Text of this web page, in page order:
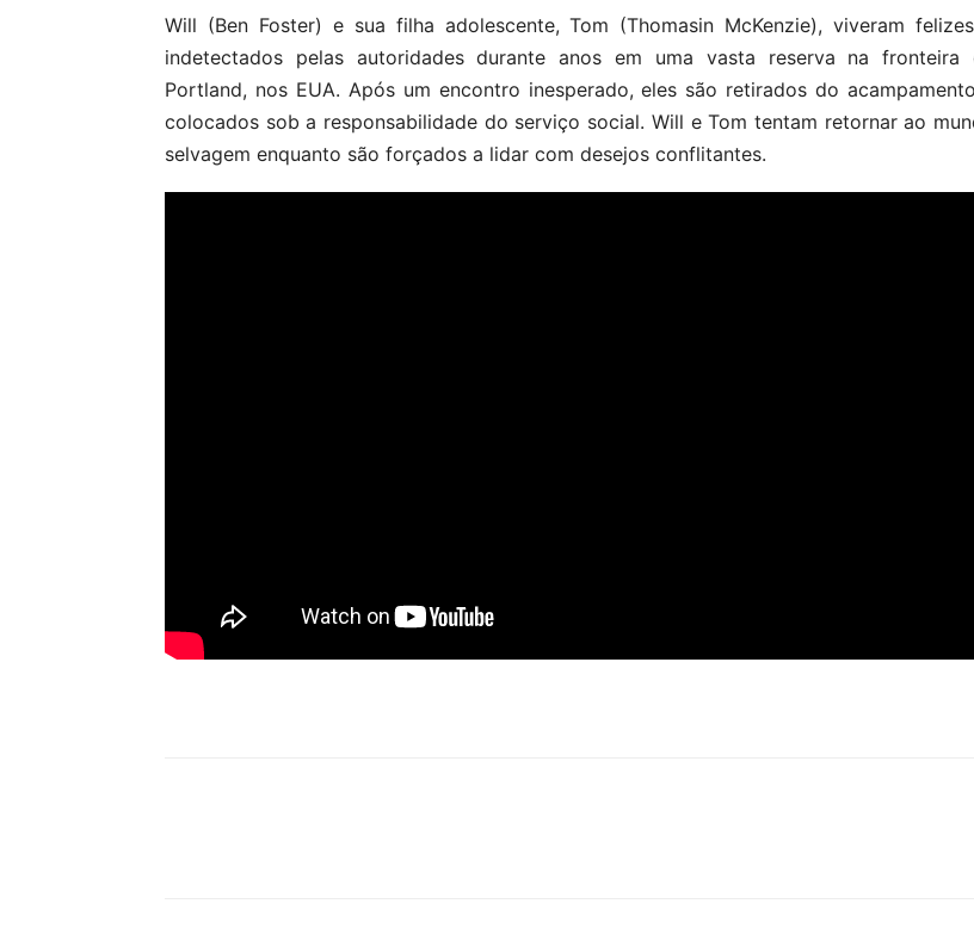
Will (Ben Foster) e sua filha adolescente, Tom (Thomasin McKenzie), viveram
indetectados pelas autoridades durante anos em uma vasta reserva na fronteira
Portland, nos EUA. Após um encontro inesperado, eles são retirados do
colocados sob a responsabilidade do serviço social. Will e Tom tentam retornar ao
selvagem enquanto são forçados a lidar com desejos conflitantes.